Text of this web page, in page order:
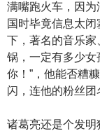
满嘴跑火车，因
国时毕竟信息太
下，著名的音乐
锅，一定有多少女
你！”，他能否糟
闪，连他的粉丝
诸葛亮还是个发